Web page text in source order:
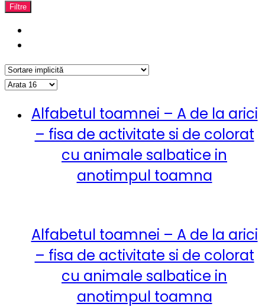
Filtre
Alfabetul toamnei – A de la arici
– fisa de activitate si de colorat
cu animale salbatice in
anotimpul toamna
Alfabetul toamnei – A de la arici
– fisa de activitate si de colorat
cu animale salbatice in
anotimpul toamna